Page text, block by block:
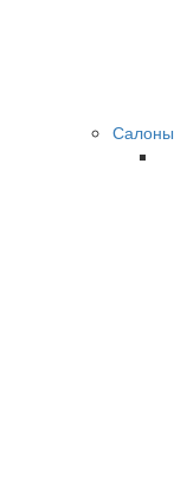
Салоны